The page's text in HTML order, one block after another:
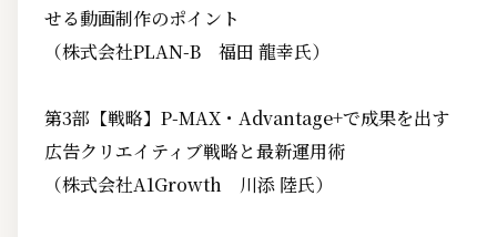
せる動画制作のポイント
（株式会社PLAN-B 福田 龍幸氏）
第3部【戦略】P-MAX・Advantage+で成果を出す
広告クリエイティブ戦略と最新運用術
（株式会社A1Growth 川添 陸氏）